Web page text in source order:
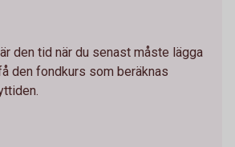
den tid när du senast måste lägga
den fondkurs som beräknas